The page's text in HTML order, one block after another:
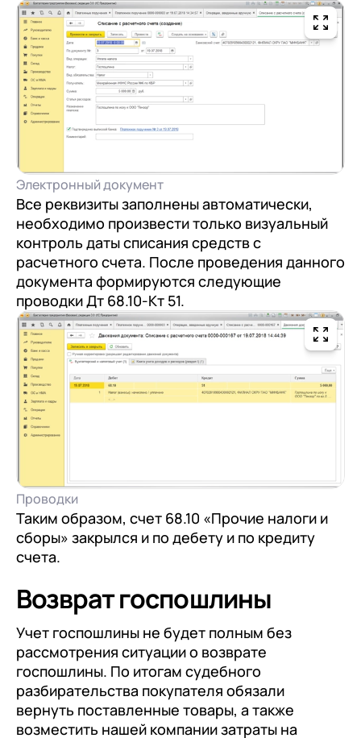
Электронный документ
Все реквизиты заполнены автоматически,
необходимо произвести только визуальный
контроль даты списания средств с
расчетного счета. После проведения данного
документа формируются следующие
проводки Дт 68.10-Кт 51.
Проводки
Таким образом, счет 68.10 «Прочие налоги и
сборы» закрылся и по дебету и по кредиту
счета.
Возврат госпошлины
Учет госпошлины не будет полным без
рассмотрения ситуации о возврате
госпошлины. По итогам судебного
разбирательства покупателя обязали
вернуть поставленные товары, а также
возместить нашей компании затраты на